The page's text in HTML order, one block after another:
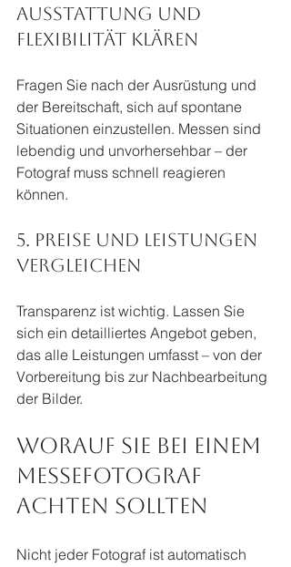
Ausstattung und
Flexibilität klären
Fragen Sie nach der Ausrüstung und
der Bereitschaft, sich auf spontane
Situationen einzustellen. Messen sind
lebendig und unvorhersehbar – der
Fotograf muss schnell reagieren
können.
5. Preise und Leistungen
vergleichen
Transparenz ist wichtig. Lassen Sie
sich ein detailliertes Angebot geben,
das alle Leistungen umfasst – von der
Vorbereitung bis zur Nachbearbeitung
der Bilder.
Worauf Sie bei einem
messefotograf
achten sollten
Nicht jeder Fotograf ist automatisch